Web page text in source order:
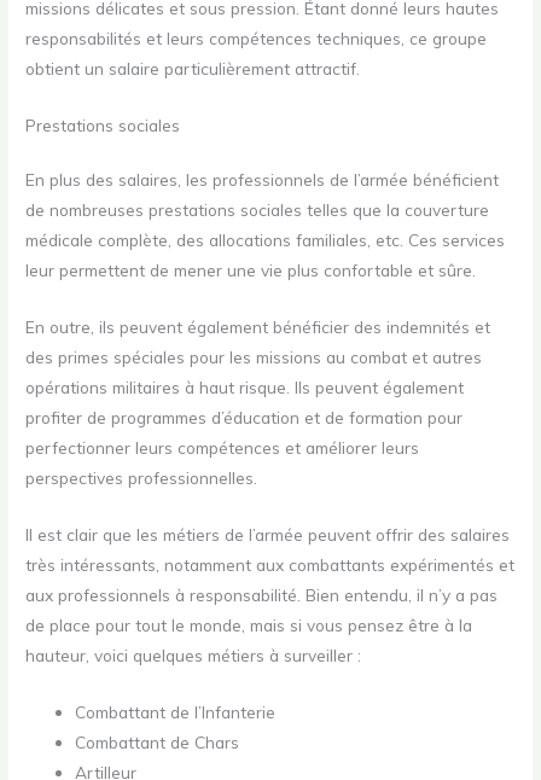
missions délicates et sous pression. Étant donné leurs hautes
responsabilités et leurs compétences techniques, ce groupe
obtient un salaire particulièrement attractif.
Prestations sociales
En plus des salaires, les professionnels de l’armée bénéficient
de nombreuses prestations sociales telles que la couverture
médicale complète, des allocations familiales, etc. Ces services
leur permettent de mener une vie plus confortable et sûre.
En outre, ils peuvent également bénéficier des indemnités et
des primes spéciales pour les missions au combat et autres
opérations militaires à haut risque. Ils peuvent également
profiter de programmes d’éducation et de formation pour
perfectionner leurs compétences et améliorer leurs
perspectives professionnelles.
Il est clair que les métiers de l’armée peuvent offrir des salaires
très intéressants, notamment aux combattants expérimentés et
aux professionnels à responsabilité. Bien entendu, il n’y a pas
de place pour tout le monde, mais si vous pensez être à la
hauteur, voici quelques métiers à surveiller :
Combattant de l’Infanterie
Combattant de Chars
Artilleur